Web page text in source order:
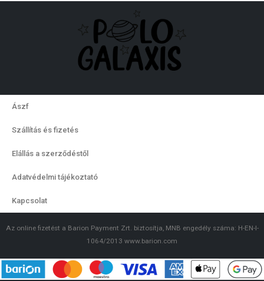
Ászf
Szállítás és fizetés
Elállás a szerződéstől
Adatvédelmi tájékoztató
Kapcsolat
Az online fizetést a Barion Payment Zrt. biztosítja, MNB engedély száma: H-EN-I-
1064/2013 www.barion.com